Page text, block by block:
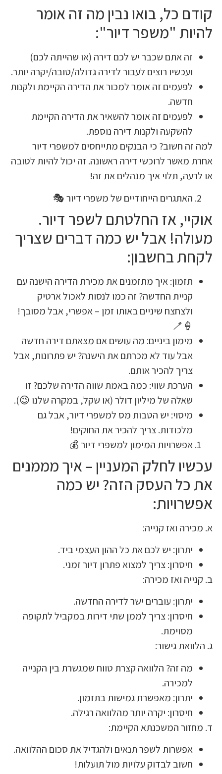
כל, בואו נבין מה זה אומר
"משפר דיור":
אתם שכבר יש לכם דירה (או שהייתה לכם)
רוצים לעבור לדירה גדולה/טובה/יקרה יותר.
זה אומר למכור את הדירה הקיימת ולקנות
זה אומר להשאיר את הדירה הקיימת
ולקנות דירה נוספת.
חשוב? כי הבנקים מתייחסים למשפרי דיור
לרוכשי דירה ראשונה. זה יכול להיות לטובה
תלוי איך מנהלים את זה!
הייחודיים של משפרי דיור 🎭
אז החלטתם לשפר דיור.
אבל יש כמה דברים שצריך
בחשבון:
איך מתזמנים את מכירת הדירה הישנה עם
החדשה? זה כמו לנסות לאכול ארטיק
שיניים באותו זמן – אפשרי, אבל מסובך!
ביניים: מה עושים אם מצאתם דירה חדשה
עוד לא מכרתם את הישנה? יש פתרונות, אבל
להכיר אותם.
שווי: כמה באמת שווה הדירה שלכם? זו
של מיליון דולר (או שקל, במקרה שלנו 😉).
יש הטבות מס למשפרי דיור, אבל גם
צריך להכיר את החוקים!
המימון למשפרי דיור 💰
לחלק המעניין – איך מממנים
העסק הזה? יש כמה
ואז קנייה:
יש לכם את כל ההון העצמי ביד.
צריך למצוא פתרון דיור זמני.
ואז מכירה:
עוברים ישר לדירה החדשה.
צריך לממן שתי דירות במקביל לתקופה
גישור:
זה? הלוואה קצרת טווח שמגשרת בין הקנייה
מאפשרת גמישות בתזמון.
יקרה יותר מהלוואה רגילה.
המשכנתא הקיימת:
לשפר תנאים ולהגדיל את סכום ההלוואה.
לבדוק עלויות מול תועלות!